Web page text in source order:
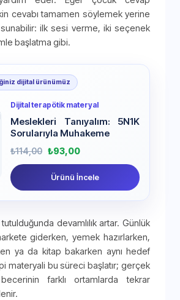
cevabı tamamen söylemek yerine
ilk sesi verme, iki seçenek
başlatma gibi.
dijital ürünümüz
Dijital terapötik materyal
Meslekleri Tanıyalım: 5N1K
Sorularıyla Muhakeme
₺114,00 ₺93,00
Ürünü İncele
devamlılık artar. Günlük
giderken, yemek hazırlarken,
ya da kitap bakarken aynı hedef
materyali bu süreci başlatır; gerçek
farklı ortamlarda tekrar